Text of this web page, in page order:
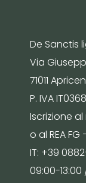
De Sanctis
Via
71011
P. IVA
Iscrizione
o al REA
IT: +39
09:00-13:00